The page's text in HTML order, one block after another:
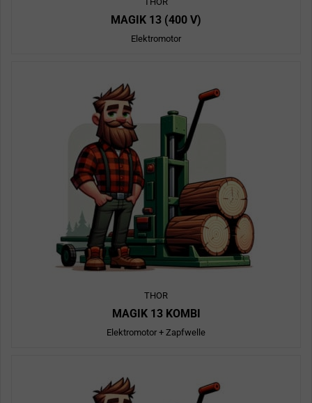
MAGIK 13 (400 V)
Elektromotor
THOR
MAGIK 13 KOMBI
Elektromotor + Zapfwelle